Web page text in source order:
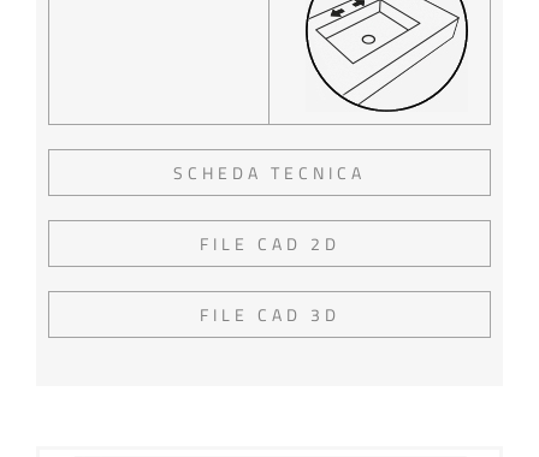
SCHEDA TECNICA
FILE CAD 2D
FILE CAD 3D